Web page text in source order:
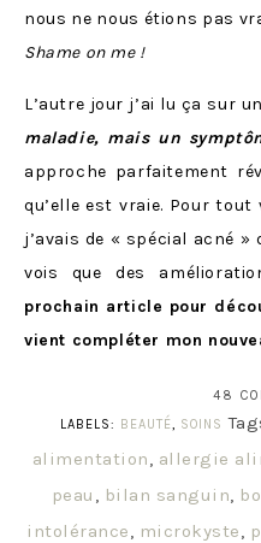
nous ne nous étions pas
Shame on me !
L’autre jour j’ai lu ça sur
maladie, mais un
approche parfaitement
qu’elle est vraie. Pour
j’avais de « spécial acné
vois que des
prochain article pour
vient compléter mon
48
LABELS: BEAUTÉ SOINS
alimentation
allergie
peau
bilan sanguin
intolérance
microkyste